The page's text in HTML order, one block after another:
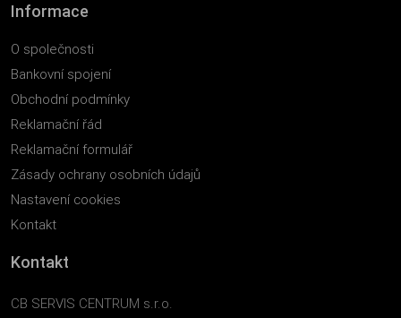
Informace
O společnosti
Bankovní spojení
Obchodní podmínky
Reklamační řád
Reklamační formulář
Zásady ochrany osobních údajů
Nastavení cookies
Kontakt
Kontakt
CB SERVIS CENTRUM s.r.o.